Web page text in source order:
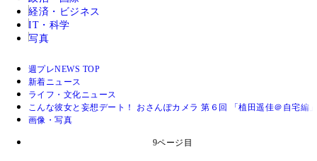
経済・ビジネス
IT・科学
写真
週プレNEWS TOP
新着ニュース
ライフ・文化ニュース
こんな彼女と妄想デート！ おさんぽカメラ 第６回 「植田遥佳＠自宅編
画像・写真
9ページ目